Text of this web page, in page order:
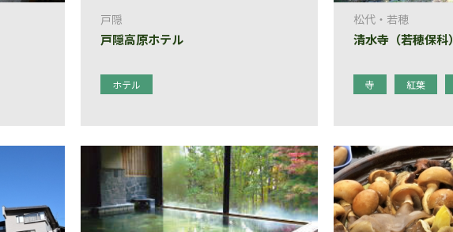
戸隠
戸隠高原ホテル
ホテル
松代・若穂
清水寺（若穂保科）
寺 紅葉